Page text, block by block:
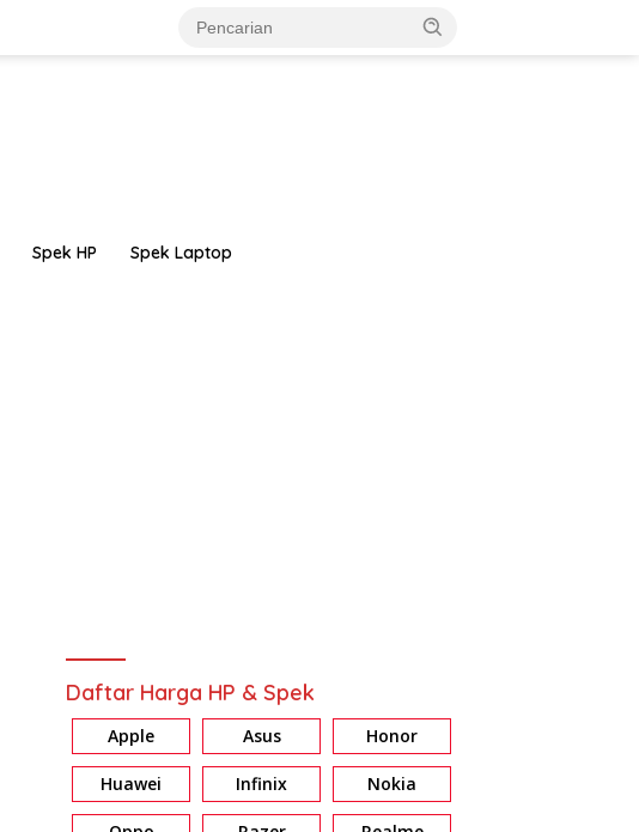
Spek HP Spek Laptop
Daftar Harga HP & Spek
Apple Asus Honor
Huawei Infinix Nokia